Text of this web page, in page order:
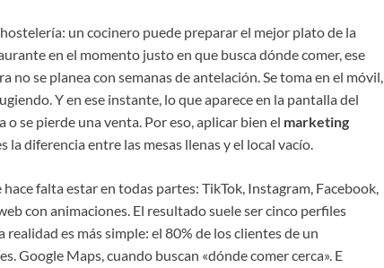
un cocinero puede preparar el mejor plato de la
en el momento justo en que busca dónde comer, ese
no se planea con semanas de antelación. Se toma en el móvil,
Y en ese instante, lo que aparece en la pantalla del
se pierde una venta. Por eso, aplicar bien el marketing
la diferencia entre las mesas llenas y el local vacío.
falta estar en todas partes: TikTok, Instagram, Facebook,
con animaciones. El resultado suele ser cinco perfiles
es más simple: el 80% de los clientes de un
Google Maps, cuando buscan «dónde comer cerca». E